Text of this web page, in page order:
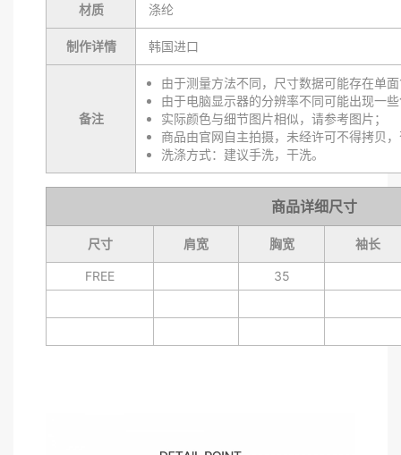
材质 涤纶
制作详情 韩国进口
备注
由于测量方法不同，尺寸数据可能存在单
由于电脑显示器的分辨率不同可能出现一
实际颜色与细节图片相似，请参考图片；
商品由官网自主拍摄，未经许可不得拷贝
洗涤方式：建议手洗，干洗。
商品详细尺寸
尺寸 肩宽 胸宽 袖长
FREE 35